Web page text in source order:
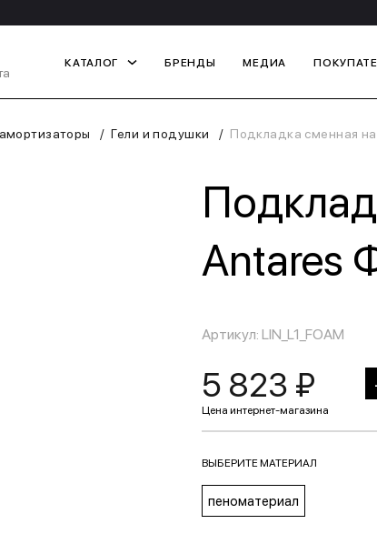
КАТАЛОГ БРЕНДЫ МЕДИА
Гели и подушки Подкладка сменная
Antares
Артикул: LIN_L1_FOAM
5 823 ₽
ВЫБЕРИТЕ МАТЕРИАЛ
пеноматериал